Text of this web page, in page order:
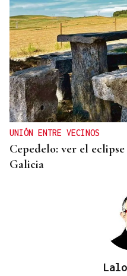
UNIÓN ENTRE VECINOS
Cepedelo: ver el
Galicia